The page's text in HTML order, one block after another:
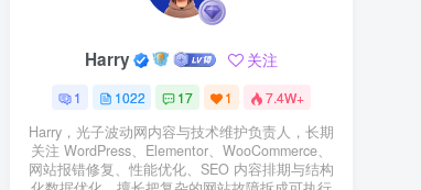
Harry 关注
1 1022 17 1 7.4W+
Harry，光子波动网内容与技术维护负责人，长期
关注 WordPress、Elementor、WooCommerce、
网站报错修复、性能优化、SEO 内容排期与结构